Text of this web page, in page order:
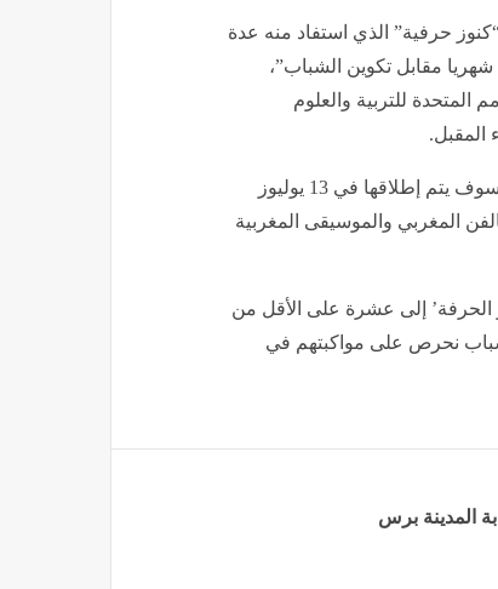
حرفية” الذي استفاد منه عدة
مقابل تكوين الشباب”،
للتربية والعلوم
المقبل.
وأوضح السعدي أن الدورة الرابعة من برنامج “كنوز حرفية”، التي سوف يتم إطلاقها في 13 يوليوز
“الاحتفاء بالفن المغربي والموسيقى المغربية
الحرفة’ إلى عشرة على الأقل من
مغربيا يعلمهم شباب نحرص على مواكبتهم في